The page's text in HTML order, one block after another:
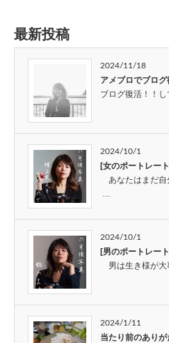
最新投稿
2024/11/18
アメブロでブログ
ブログ復活！！
2024/10/1
[女のポートレー
あなたはまだ自
…
2024/10/1
[男のポートレー
男は生き様が
2024/1/11
当たり前のありが